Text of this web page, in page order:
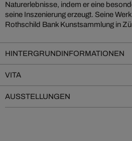
Naturerlebnisse, indem er eine
seine Inszenierung erzeugt. Seine
Rothschild Bank Kunstsammlung in
HINTERGRUNDINFORMATIONEN
VITA
AUSSTELLUNGEN